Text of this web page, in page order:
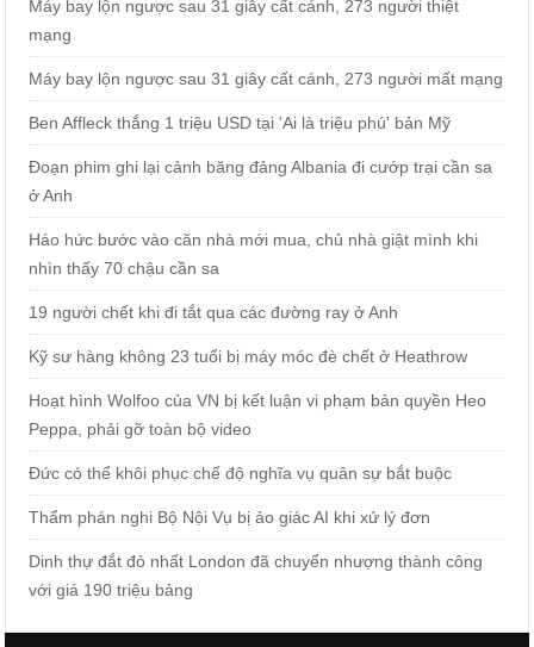
Máy bay lộn ngược sau 31 giây cất cánh, 273 người thiệt
mạng
Máy bay lộn ngược sau 31 giây cất cánh, 273 người mất mạng
Ben Affleck thắng 1 triệu USD tại 'Ai là triệu phú' bản Mỹ
Đoạn phim ghi lại cảnh băng đảng Albania đi cướp trại cần sa
ở Anh
Háo hức bước vào căn nhà mới mua, chủ nhà giật mình khi
nhìn thấy 70 chậu cần sa
19 người chết khi đi tắt qua các đường ray ở Anh
Kỹ sư hàng không 23 tuổi bị máy móc đè chết ở Heathrow
Hoạt hình Wolfoo của VN bị kết luận vi phạm bản quyền Heo
Peppa, phải gỡ toàn bộ video
Đức có thể khôi phục chế độ nghĩa vụ quân sự bắt buộc
Thẩm phán nghi Bộ Nội Vụ bị ảo giác AI khi xử lý đơn
Dinh thự đắt đỏ nhất London đã chuyển nhượng thành công
với giá 190 triệu bảng